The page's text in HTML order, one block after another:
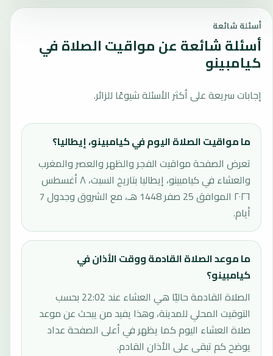
أسئلة شائعة
أسئلة شائعة عن مواقيت الصلاة في
كيامبينو
إجابات سريعة على أكثر الأسئلة شيوعًا للزائر.
ما مواقيت الصلاة اليوم في كيامبينو، إيطاليا؟
تعرض الصفحة مواقيت الفجر والظهر والعصر والمغرب
والعشاء في كيامبينو، إيطاليا بتاريخ السبت، ٨ أغسطس
٢٠٢٦ الموافق 25 صفر 1448 هـ، مع الشروق وجدول 7
أيام.
ما موعد الصلاة القادمة ووقت الأذان في
كيامبينو؟
الصلاة القادمة حاليًا هي العشاء عند 22:02 بحسب
التوقيت المحلي للمدينة، وهذا يفيد من يبحث عن موعد
صلاة العشاء اليوم كما يظهر في أعلى الصفحة عداد
يوضح كم تبقى على الأذان القادم.